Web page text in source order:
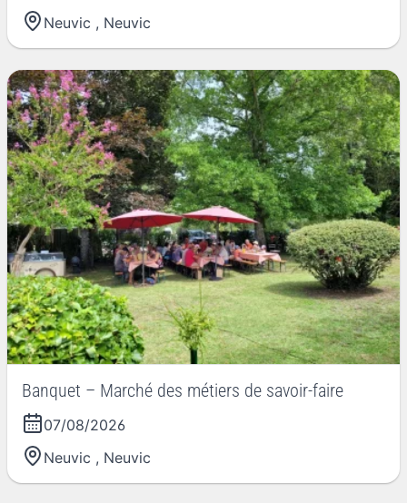
Neuvic , Neuvic
Banquet – Marché des métiers de savoir-faire
07/08/2026
Neuvic , Neuvic